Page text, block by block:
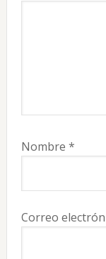
Nombre *
Correo